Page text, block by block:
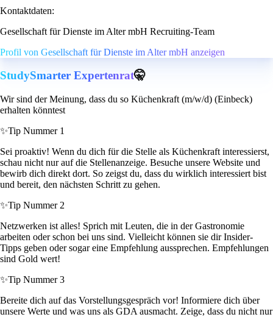
Kontaktdaten:
Gesellschaft für Dienste im Alter mbH Recruiting-Team
Profil von Gesellschaft für Dienste im Alter mbH anzeigen
StudySmarter Expertenrat🤫
Wir sind der Meinung, dass du so Küchenkraft (m/w/d) (Einbeck)
erhalten könntest
✨Tip Nummer 1
Sei proaktiv! Wenn du dich für die Stelle als Küchenkraft interessierst,
schau nicht nur auf die Stellenanzeige. Besuche unsere Website und
bewirb dich direkt dort. So zeigst du, dass du wirklich interessiert bist
und bereit, den nächsten Schritt zu gehen.
✨Tip Nummer 2
Netzwerken ist alles! Sprich mit Leuten, die in der Gastronomie
arbeiten oder schon bei uns sind. Vielleicht können sie dir Insider-
Tipps geben oder sogar eine Empfehlung aussprechen. Empfehlungen
sind Gold wert!
✨Tip Nummer 3
Bereite dich auf das Vorstellungsgespräch vor! Informiere dich über
unsere Werte und was uns als GDA ausmacht. Zeige, dass du nicht nur